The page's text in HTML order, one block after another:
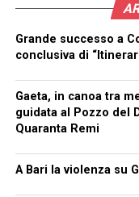
Grande successo a
conclusiva di
Gaeta, in canoa tra
guidata al Pozzo del
Quaranta Remi
A Bari la violenza su